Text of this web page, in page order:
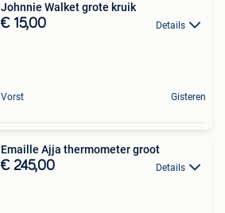
Johnnie Walket grote kruik
€ 15,00 Details
Vorst Gisteren
Emaille Ajja thermometer groot
€ 245,00 Details